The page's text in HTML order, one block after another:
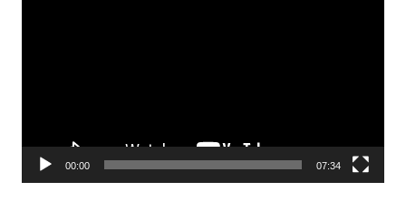
00:00 07:34